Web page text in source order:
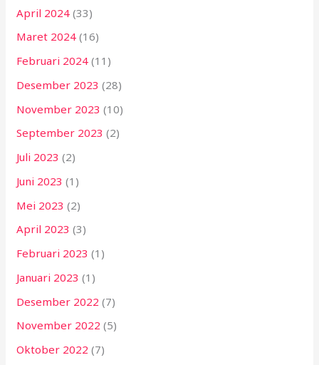
April 2024 (33)
Maret 2024 (16)
Februari 2024 (11)
Desember 2023 (28)
November 2023 (10)
September 2023 (2)
Juli 2023 (2)
Juni 2023 (1)
Mei 2023 (2)
April 2023 (3)
Februari 2023 (1)
Januari 2023 (1)
Desember 2022 (7)
November 2022 (5)
Oktober 2022 (7)